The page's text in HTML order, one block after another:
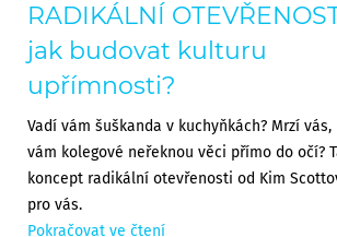
RADIKÁLNÍ
jak budovat kulturu
upřímnosti?
Vadí vám šuškanda v kuchyňkách? Mrzí vás,
vám kolegové neřeknou věci přímo do očí?
koncept radikální otevřenosti od Kim
pro vás.
Pokračovat ve čtení